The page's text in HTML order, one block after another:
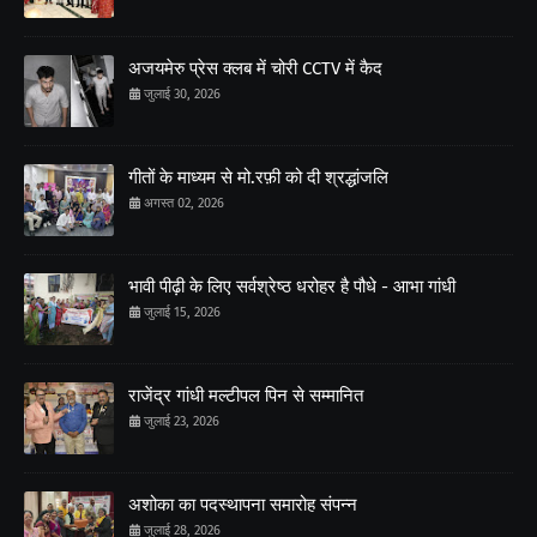
अजयमेरु प्रेस क्लब में चोरी CCTV में कैद
जुलाई 30, 2026
गीतों के माध्यम से मो.रफ़ी को दी श्रद्धांजलि
अगस्त 02, 2026
भावी पीढ़ी के लिए सर्वश्रेष्ठ धरोहर है पौधे - आभा गांधी
जुलाई 15, 2026
राजेंद्र गांधी मल्टीपल पिन से सम्मानित
जुलाई 23, 2026
अशोका का पदस्थापना समारोह संपन्न
जुलाई 28, 2026